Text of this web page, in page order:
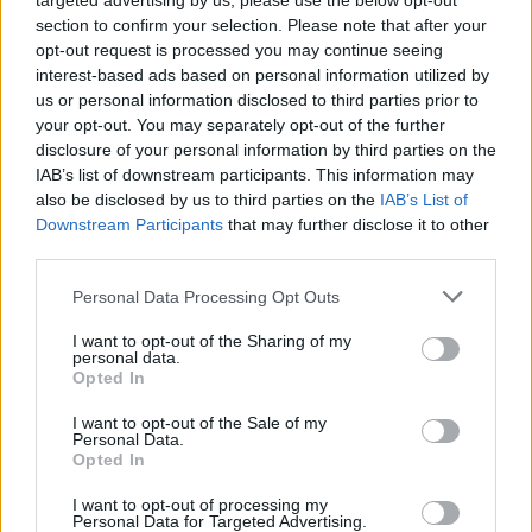
section to confirm your selection. Please note that after your
opt-out request is processed you may continue seeing
interest-based ads based on personal information utilized by
us or personal information disclosed to third parties prior to
your opt-out. You may separately opt-out of the further
disclosure of your personal information by third parties on the
IAB’s list of downstream participants. This information may
also be disclosed by us to third parties on the IAB’s List of
Downstream Participants that may further disclose it to other
Personal Data Processing Opt Outs
I want to opt-out of the Sharing of my
personal data.
Opted In
I want to opt-out of the Sale of my
Personal Data.
Opted In
I want to opt-out of processing my
Personal Data for Targeted Advertising.
30 de juliol de 2026
Amposta viurà unes festes amb més
de 200 actes i l’expectació per l’eclipsi
31 de juliol de 2026